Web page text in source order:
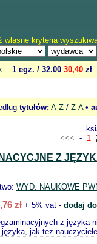
własne kryteria
: 1 egz. / 32.00 30,40 zł
tytułów: A-Z / Z-A•
<<< - 1
Z
WYD. NAUKOWE
zł + 5% vat - dodaj
z języka
jak też